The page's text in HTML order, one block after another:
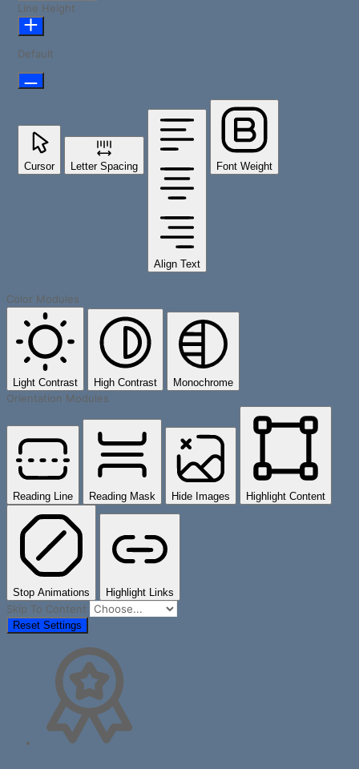
Line Height
Default
Cursor Letter Spacing
Align Text
Font Weight
Color Modules
Light Contrast High Contrast Monochrome
Orientation Modules
Reading Line Reading Mask Hide Images Highlight Content
Stop Animations Highlight Links
Skip To Content
Reset Settings